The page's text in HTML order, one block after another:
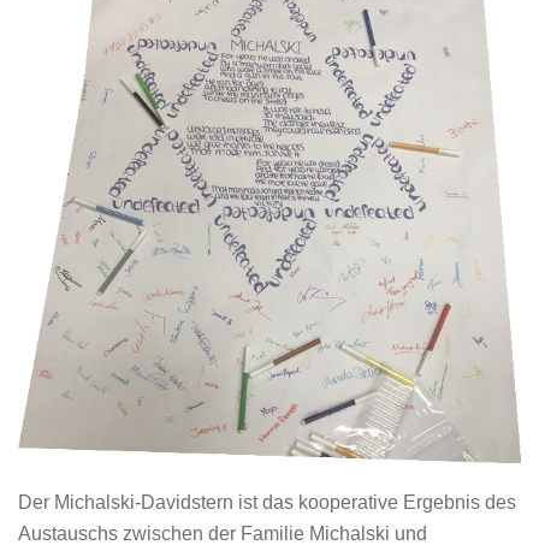
Der Michalski-Davidstern ist das kooperative Ergebnis des
Austauschs zwischen der Familie Michalski und